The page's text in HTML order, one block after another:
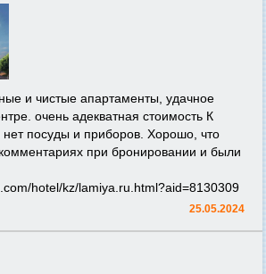
и чистые апартаменты, удачное
очень адекватная стоимость К
посуды и приборов. Хорошо, что
при бронировании и были
hotel/kz/lamiya.ru.html?aid=8130309
25.05.2024